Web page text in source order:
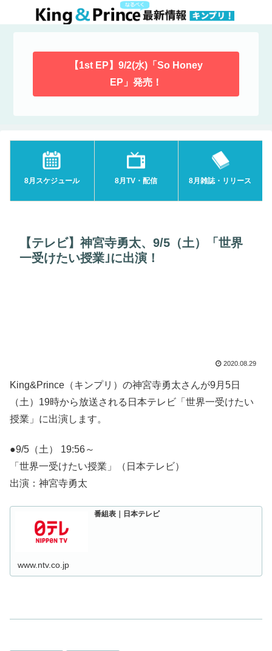
【1st EP】9/2(水)「So Honey
EP」発売！
8月スケジュール 8月TV・配信 8月雑誌・リリース
【テレビ】神宮寺勇太、9/5（土）「世界
一受けたい授業｣に出演！
2020.08.29
King&Prince（キンプリ）の神宮寺勇太さんが9月5日
（土）19時から放送される日本テレビ「世界一受けたい
授業」に出演します。
●9/5（土） 19:56～
「世界一受けたい授業」（日本テレビ）
出演：神宮寺勇太
番組表｜日本テレビ
www.ntv.co.jp